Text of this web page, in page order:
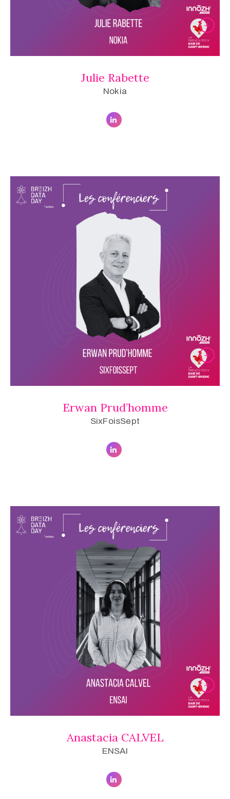
Julie Rabette
Nokia
Erwan Prud’homme
SixFoisSept
Anastacia CALVEL
ENSAI